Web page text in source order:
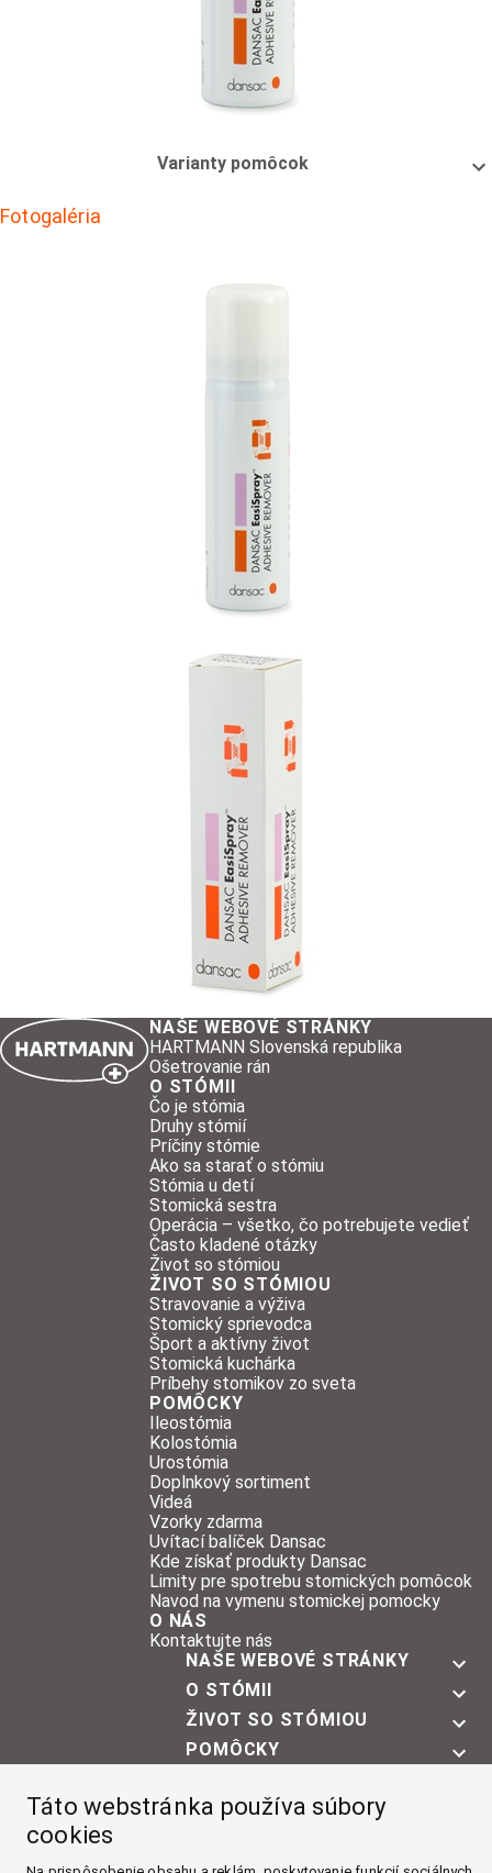
Táto webstránka používa súbory
cookies
Varianty pomôcok
Fotogaléria
NAŠE WEBOVÉ STRÁNKY
HARTMANN Slovenská republika
Ošetrovanie rán
O STÓMII
Čo je stómia
Druhy stómií
Príčiny stómie
Ako sa starať o stómiu
Stómia u detí
Stomická sestra
Operácia – všetko, čo potrebujete vedieť
Často kladené otázky
Život so stómiou
ŽIVOT SO STÓMIOU
Stravovanie a výživa
Stomický sprievodca
Šport a aktívny život
Stomická kuchárka
Príbehy stomikov zo sveta
POMÔCKY
Ileostómia
Kolostómia
Urostómia
Doplnkový sortiment
Videá
Vzorky zdarma
Uvítací balíček Dansac
Kde získať produkty Dansac
Limity pre spotrebu stomických pomôcok
Navod na vymenu stomickej pomocky
O NÁS
Kontaktujte nás
NAŠE WEBOVÉ STRÁNKY
O STÓMII
ŽIVOT SO STÓMIOU
POMÔCKY
Facebook
Instagram